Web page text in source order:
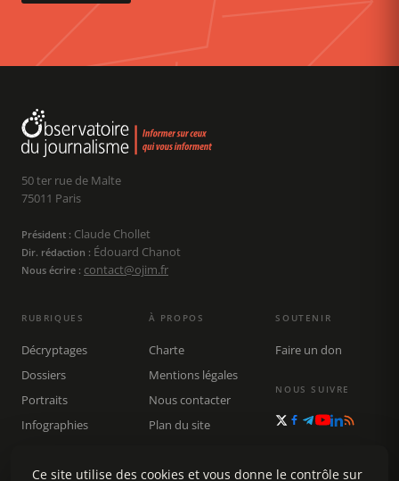
50 ter rue de Malte
75011 Paris
Président : Claude Chollet
Dir. rédaction : Édouard Chanot
Nous écrire : contact@ojim.fr
RUBRIQUES
Décryptages
Dossiers
Portraits
Infographies
Rechercher
À PROPOS
Charte
Mentions légales
Nous contacter
Plan du site
SOUTENIR
Faire un don
NOUS SUIVRE
Ce site utilise des cookies et vous donne le contrôle sur